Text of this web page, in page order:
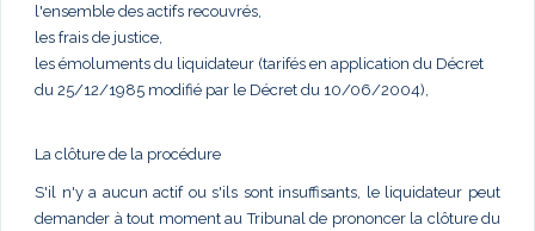
l'ensemble des actifs recouvrés,
les frais de justice,
les émoluments du liquidateur (tarifés en application du Décret
du 25/12/1985 modifié par le Décret du 10/06/2004),
La clôture de la procédure
S'il n'y a aucun actif ou s'ils sont insuffisants, le liquidateur peut
demander à tout moment au Tribunal de prononcer la clôture du